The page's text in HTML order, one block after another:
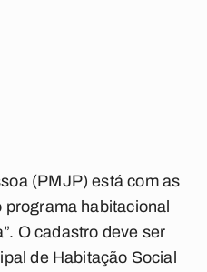
(PMJP) está com as
habitacional
O cadastro deve ser
de Habitação Social